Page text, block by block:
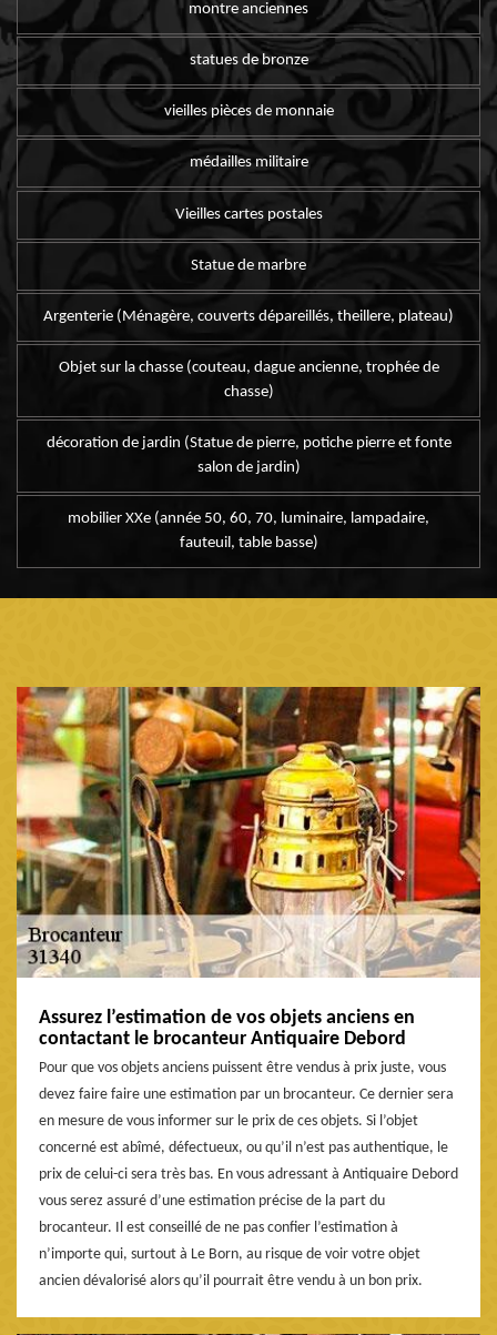
montre anciennes
statues de bronze
vieilles pièces de monnaie
médailles militaire
Vieilles cartes postales
Statue de marbre
Argenterie (Ménagère, couverts dépareillés, theillere, plateau)
Objet sur la chasse (couteau, dague ancienne, trophée de
chasse)
décoration de jardin (Statue de pierre, potiche pierre et fonte
salon de jardin)
mobilier XXe (année 50, 60, 70, luminaire, lampadaire,
fauteuil, table basse)
Assurez l’estimation de vos objets anciens en
contactant le brocanteur Antiquaire Debord
Pour que vos objets anciens puissent être vendus à prix juste, vous
devez faire faire une estimation par un brocanteur. Ce dernier sera
en mesure de vous informer sur le prix de ces objets. Si l’objet
concerné est abîmé, défectueux, ou qu’il n’est pas authentique, le
prix de celui-ci sera très bas. En vous adressant à Antiquaire Debord
vous serez assuré d’une estimation précise de la part du
brocanteur. Il est conseillé de ne pas confier l’estimation à
n’importe qui, surtout à Le Born, au risque de voir votre objet
ancien dévalorisé alors qu’il pourrait être vendu à un bon prix.